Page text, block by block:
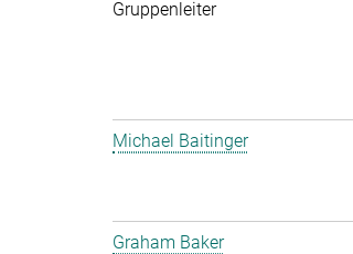
Gruppenleiter
Michael Baitinger
Graham Baker